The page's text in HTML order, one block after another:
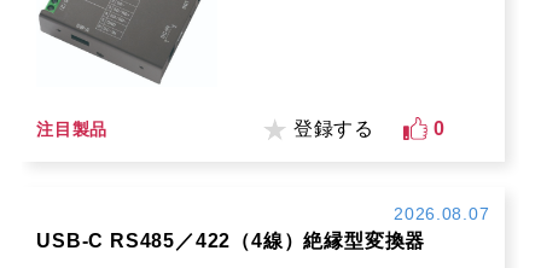
注目製品 登録する 0
2026.08.07
USB-C RS485／422（4線）絶縁型変換器